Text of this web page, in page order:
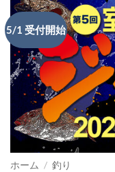
5/1 受付開始
ホーム / 釣り